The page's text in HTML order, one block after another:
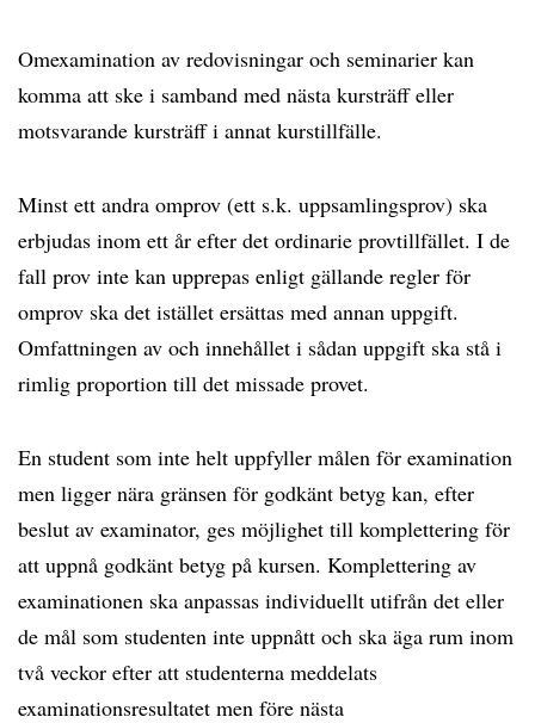
Omexamination av redovisningar och seminarier kan
komma att ske i samband med nästa kursträff eller
motsvarande kursträff i annat kurstillfälle.
Minst ett andra omprov (ett s.k. uppsamlingsprov) ska
erbjudas inom ett år efter det ordinarie provtillfället. I de
fall prov inte kan upprepas enligt gällande regler för
omprov ska det istället ersättas med annan uppgift.
Omfattningen av och innehållet i sådan uppgift ska stå i
rimlig proportion till det missade provet.
En student som inte helt uppfyller målen för examination
men ligger nära gränsen för godkänt betyg kan, efter
beslut av examinator, ges möjlighet till komplettering för
att uppnå godkänt betyg på kursen. Komplettering av
examinationen ska anpassas individuellt utifrån det eller
de mål som studenten inte uppnått och ska äga rum inom
två veckor efter att studenterna meddelats
examinationsresultatet men före nästa